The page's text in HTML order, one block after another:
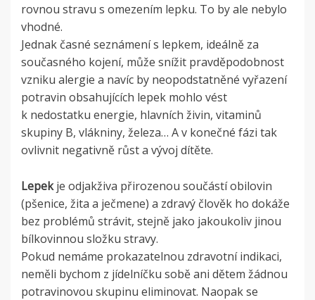
rovnou stravu s omezením lepku. To by ale nebylo
vhodné.
Jednak časné seznámení s lepkem, ideálně za
současného kojení, může snížit pravděpodobnost
vzniku alergie a navíc by neopodstatněné vyřazení
potravin obsahujících lepek mohlo vést
k nedostatku energie, hlavních živin, vitaminů
skupiny B, vlákniny, železa… A v konečné fázi tak
ovlivnit negativně růst a vývoj dítěte.
Lepekje odjakživa přirozenou součástí obilovin
(pšenice, žita a ječmene) a zdravý člověk ho dokáže
bez problémů strávit, stejně jako jakoukoliv jinou
bílkovinnou složku stravy.
Pokud nemáme prokazatelnou zdravotní indikaci,
neměli bychom z jídelníčku sobě ani dětem žádnou
potravinovou skupinu eliminovat. Naopak se